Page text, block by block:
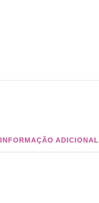
INFORMAÇÃO ADICIONAL